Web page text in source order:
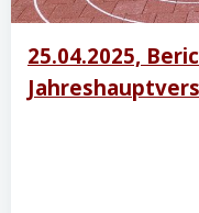
25.04.2025,